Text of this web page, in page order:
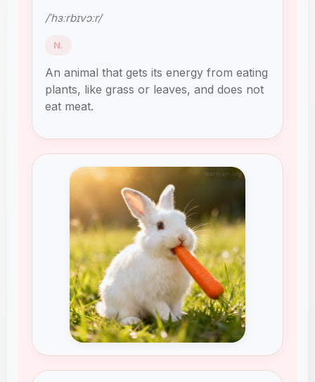
/ˈhɜːrbɪvɔːr/
N.
An animal that gets its energy from eating
plants, like grass or leaves, and does not
eat meat.